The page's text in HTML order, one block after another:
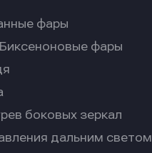
фары
фары
боковых зеркал
дальним светом